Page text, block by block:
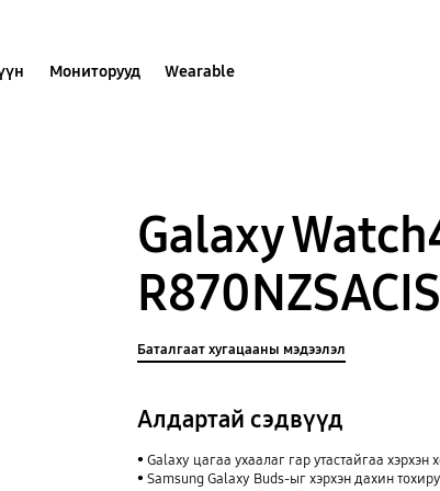
Мониторууд Wearable
Galaxy
Баталгаат хугацааны мэдээлэл
Алдартай сэдвүүд
Galaxy цагаа ухаалаг гар утастайгаа хэрхэн
Samsung Galaxy Buds-ыг хэрхэн дахин